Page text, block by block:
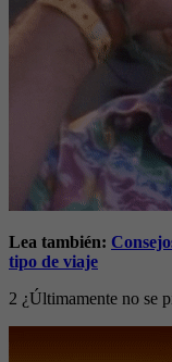
Lea también:
tipo de viaje
2 ¿Últimamente no se